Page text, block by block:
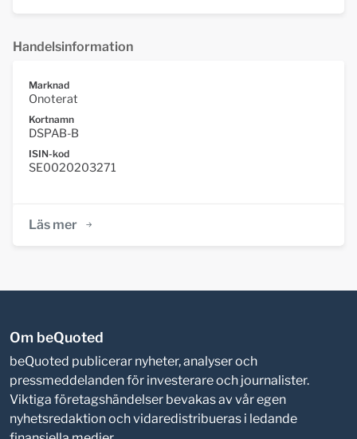
Handelsinformation
Marknad
Onoterat
Kortnamn
DSPAB-B
ISIN-kod
SE0020203271
Läs mer
Om beQuoted
beQuoted publicerar nyheter, analyser och
pressmeddelanden för investerare och journalister.
Viktiga företagshändelser bevakas av vår egen
nyhetsredaktion och vidaredistribueras i ledande